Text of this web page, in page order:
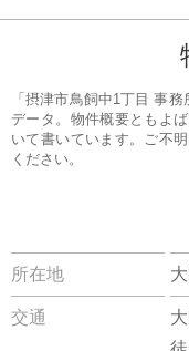
「摂津市鳥飼中1丁目 事
データ。物件概要ともよ
いて書いています。ご不
ください。
所在地
交通